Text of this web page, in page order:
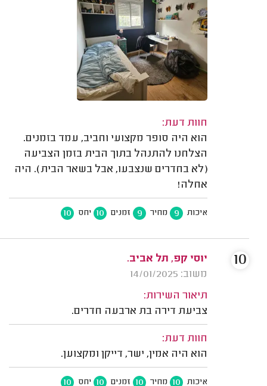
חוות דעת:
הוא היה סופר מקצועי וחביב, עמד בזמנים.
הצלחנו להתנהל בתוך הבית בזמן הצביעה
(לא בחדרים שנצבעו, אבל בשאר הבית). היה
אחלה!
איכות 9 מחיר 9 זמנים 10 יחס 10
יוסי קפ, תל אביב.
משוב: 14/01/2025
תיאור השירות:
צביעת דירה בת ארבעה חדרים.
חוות דעת:
הוא היה אמין, ישר, דייקן ומקצוען.
איכות 10 מחיר 10 זמנים 10 יחס 10
10